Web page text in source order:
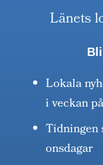
Länets
Lokala
i veckan
Tidningen
onsdagar